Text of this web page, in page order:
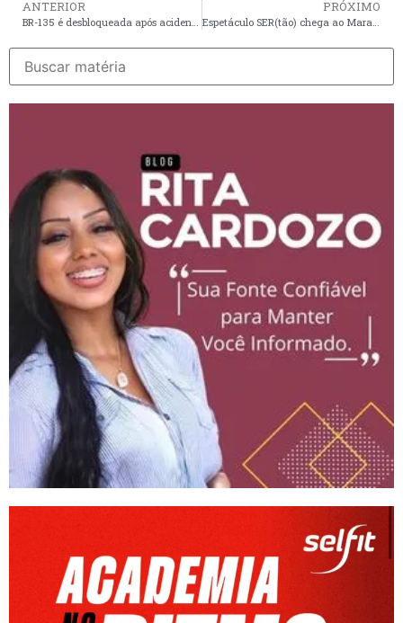
ANTERIOR
BR-135 é desbloqueada após acidente com 14 veículos no Maranhão
PRÓXIMO
Espetáculo SER(tão) chega ao Maranhão com oficinas de dança